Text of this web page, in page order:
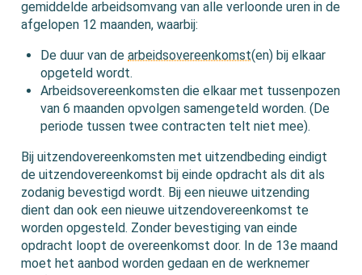
gemiddelde arbeidsomvang van alle verloonde uren in de
afgelopen 12 maanden, waarbij:
De duur van dearbeidsovereenkomst(en) bij elkaar
opgeteld wordt.
Arbeidsovereenkomsten die elkaar met tussenpozen
van 6 maanden opvolgen samengeteld worden. (De
periode tussen twee contracten telt niet mee).
Bij uitzendovereenkomsten met uitzendbeding eindigt
de uitzendovereenkomst bij einde opdracht als dit als
zodanig bevestigd wordt. Bij een nieuwe uitzending
dient dan ook een nieuwe uitzendovereenkomst te
worden opgesteld. Zonder bevestiging van einde
opdracht loopt de overeenkomst door. In de 13e maand
moet het aanbod worden gedaan en de werknemer